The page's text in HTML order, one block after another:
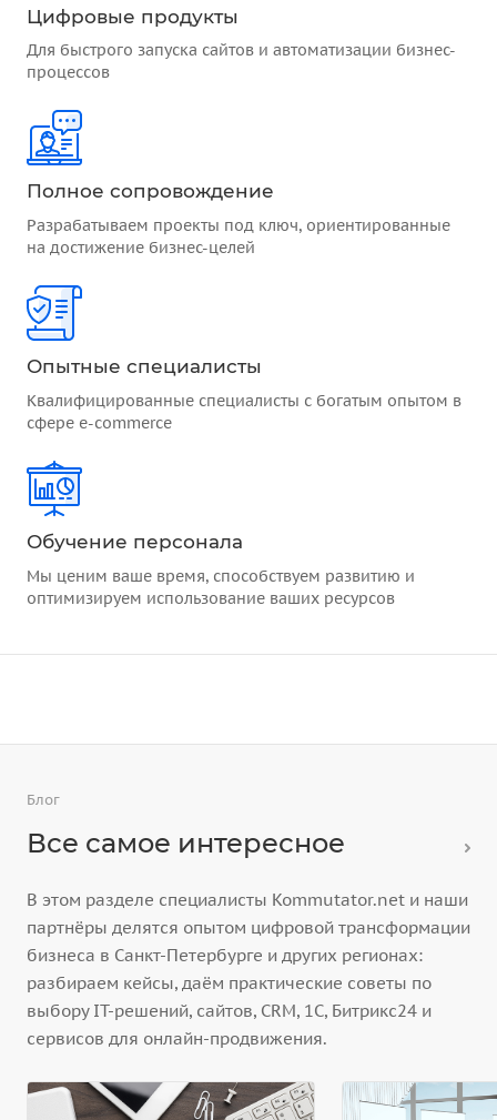
Цифровые продукты
Для быстрого запуска сайтов и автоматизации бизнес-
процессов
Полное сопровождение
Разрабатываем проекты под ключ, ориентированные
на достижение бизнес-целей
Опытные специалисты
Квалифицированные специалисты с богатым опытом в
сфере e-commerce
Обучение персонала
Мы ценим ваше время, способствуем развитию и
оптимизируем использование ваших ресурсов
Блог
Все самое интересное
В этом разделе специалисты Kommutator.net и наши
партнёры делятся опытом цифровой трансформации
бизнеса в Санкт-Петербурге и других регионах:
разбираем кейсы, даём практические советы по
выбору IT-решений, сайтов, CRM, 1С, Битрикс24 и
сервисов для онлайн-продвижения.